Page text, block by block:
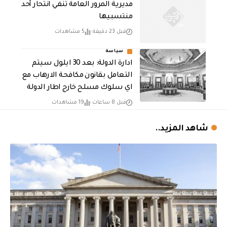
مديرية المرور العامة تنفي انتحار أحد
منتسبيها
قبل 23 دقيقة 5 مشاهدات
سياسة
ادارة الدولة: بعد 30 ايلول سيتم
التعامل بقانون مكافحة الارهاب مع
اي سلوك مسلح خارج اطار الدولة
قبل 8 ساعات 19 مشاهدات
شاهد المزيد..